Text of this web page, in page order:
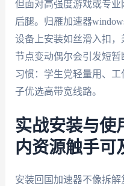
但面对高强度游戏或专
后腿。归雁加速器
设备上安装如丝滑入扣
节点变动偶尔会引发短
习惯：学生党轻量用、
子优选高带宽线路。
实战安装与使
内资源触手可
安装回国加速器不像拆